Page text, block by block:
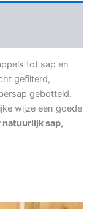
tot sap en
gefilterd,
gebotteld.
wijze een goede
natuurlijk sap,